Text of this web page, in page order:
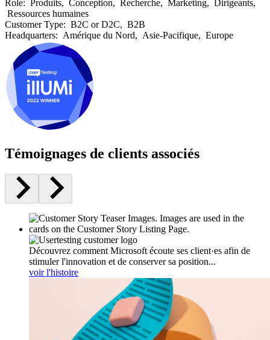
Role: Produits, Conception, Recherche, Marketing, Dirigeants,
Ressources humaines
Customer Type: B2C or D2C, B2B
Headquarters: Amérique du Nord, Asie-Pacifique, Europe
Témoignages de clients associés
Découvrez comment Microsoft écoute ses client·es afin de
stimuler l'innovation et de conserver sa position...
voir l'histoire